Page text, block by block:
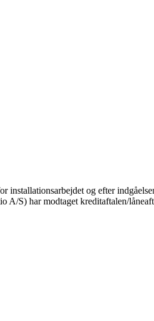
og efter
A/S) har modtaget kreditaftalen/